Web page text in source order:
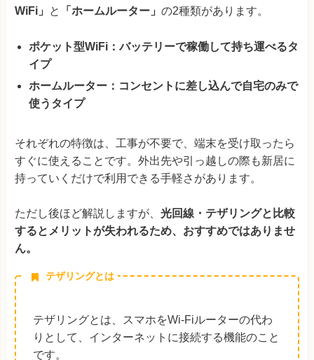
WiFi」
と 「ホームルーター」 の2種類があります。
ポケット型WiFi：バッテリーで稼働して持ち運べるタ
イプ
ホームルーター：コンセントに差し込んで自宅のみで
使うタイプ
それぞれの特徴は、工事が不要で、端末を受け取ったら
すぐに使えることです。外出先や引っ越しの際も新居に
持っていくだけで利用できる手軽さがあります。
ただし後ほど解説しますが、 光回線・テザリングと比較
するとメリットが失われるため、おすすめではありませ
ん。
テザリングとは
テザリングとは、スマホをWi-Fiルーターの代わ
りとして、インターネットに接続する機能のこと
です。